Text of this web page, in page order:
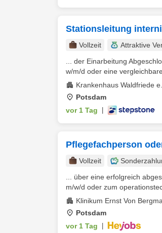
Stationsleitung
Vollzeit
Attraktive
... der Einarbeitung
w⁠/⁠m⁠/⁠d oder eine
Krankenhaus Waldfriede
Potsdam
vor 1 Tag
Pflegefachperson
Vollzeit
... über eine erfolgreich
m/w/d oder zum
Klinikum Ernst Von
Potsdam
vor 1 Tag